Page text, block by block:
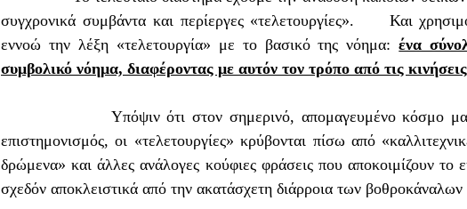
συγχρονικά συμβάντα και περίεργες «τελετουργίες».     Και
εννοώ την λέξη «τελετουργία» με το βασικό της νόημα: ένα
συμβολικό νόημα, διαφέροντας με αυτόν τον τρόπο από τις
επιστημονισμός, οι «τελετουργίες» κρύβονται πίσω από
δρώμενα» και άλλες ανάλογες κούφιες φράσεις που αποκοιμίζουν το
σχεδόν αποκλειστικά από την ακατάσχετη διάρροια των